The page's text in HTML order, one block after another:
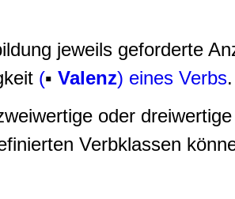
jeweils geforderte
(▪ Valenz) eines Verbs.
oder
Verbklassen